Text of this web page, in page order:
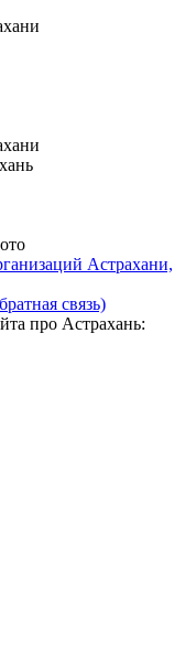
Астрахани,
связь)
про Астрахань: